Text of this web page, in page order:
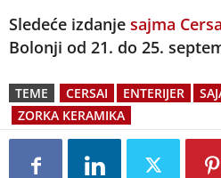
Sledeće izdanje sajma
Bolonji od 21. do 25.
TEME CERSAI ENTERIJER
ZORKA KERAMIKA